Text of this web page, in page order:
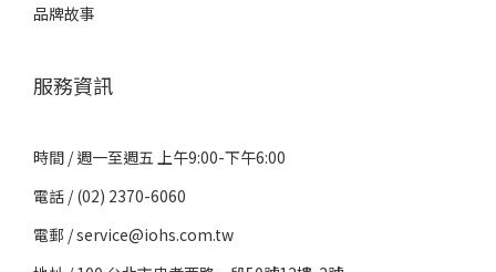
品牌故事
服務資訊
時間 / 週一至週五 上午9:00-下午6:00
電話 / (02) 2370-6060
電郵 / service@iohs.com.tw